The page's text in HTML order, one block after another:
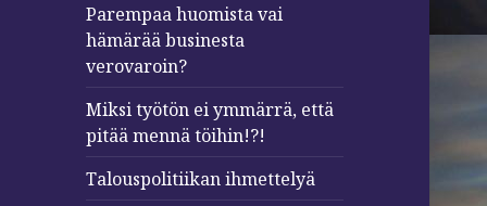
Parempaa huomista vai
hämärää businesta
verovaroin?
Miksi työtön ei ymmärrä, että
pitää mennä töihin!?!
Talouspolitiikan ihmettelyä